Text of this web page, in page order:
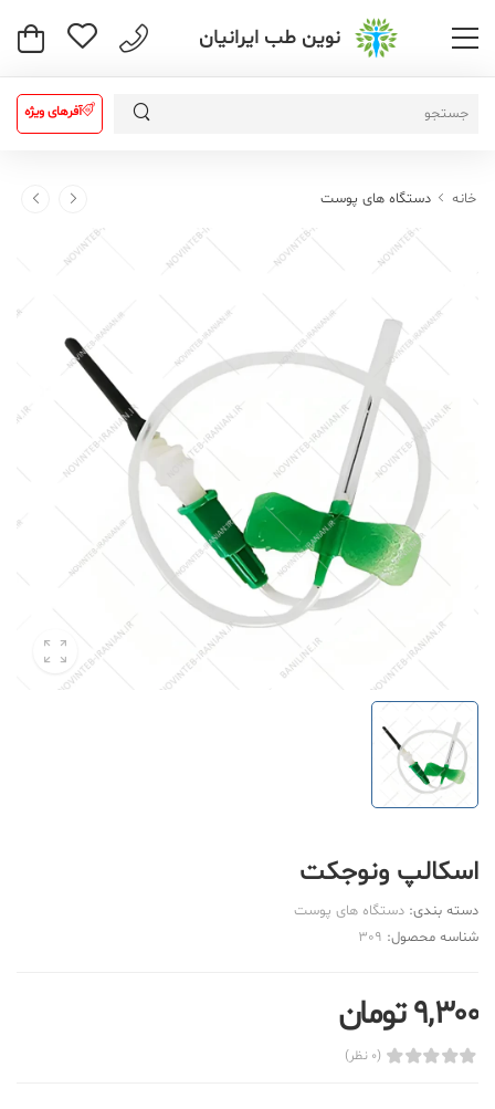
نوین طب ایرانیان
آفرهای ویژه
خانه دستگاه های پوست
اسکالپ ونوجکت
دسته بندی: دستگاه های پوست
شناسه محصول: 309
9,300 تومان
(0 نظر)